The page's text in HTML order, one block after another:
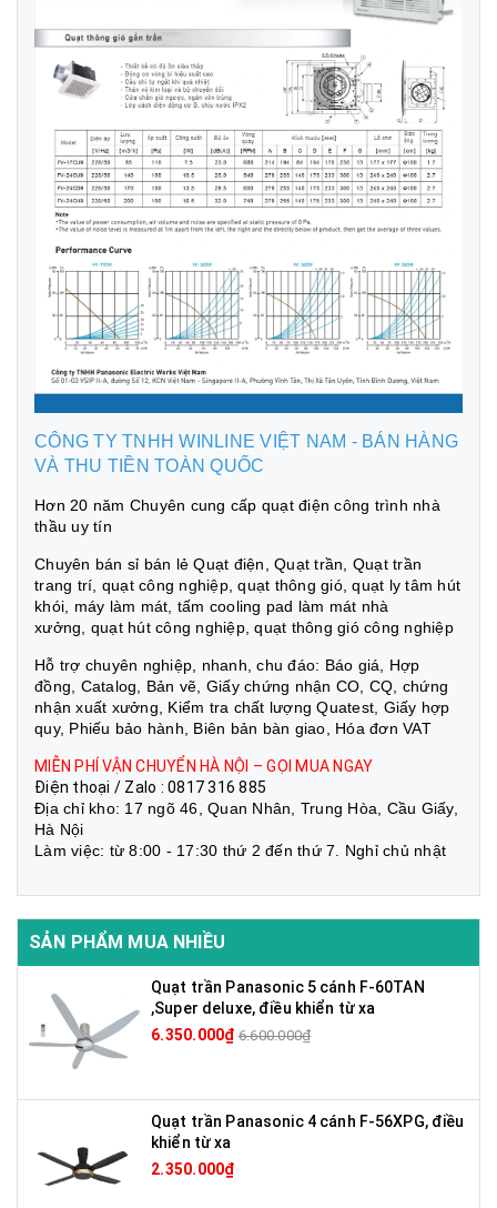
CÔNG TY TNHH WINLINE VIỆT NAM - BÁN HÀNG
VÀ THU TIỀN TOÀN QUỐC
Hơn 20 năm Chuyên cung cấp quạt điện công trình nhà
thầu uy tín
Chuyên bán sỉ bán lẻ Quạt điện, Quạt trần, Quạt trần
trang trí, quạt công nghiệp, quạt thông gió, quạt ly tâm hút
khói, máy làm mát, tấm cooling pad làm mát nhà
xưởng, quạt hút công nghiệp, quạt thông gió công nghiệp
Hỗ trợ chuyên nghiệp, nhanh, chu đáo: Báo giá, Hợp
đồng, Catalog, Bản vẽ, Giấy chứng nhận CO, CQ, chứng
nhận xuất xưởng, Kiểm tra chất lượng Quatest, Giấy hợp
quy, Phiếu bảo hành, Biên bản bàn giao, Hóa đơn VAT
MIỄN PHÍ VẬN CHUYỂN HÀ NỘI – GỌI MUA NGAY
Điện thoại / Zalo : 0817 316 885
Địa chỉ kho: 17 ngõ 46, Quan Nhân, Trung Hòa, Cầu Giấy,
Hà Nội
Làm việc: từ 8:00 - 17:30 thứ 2 đến thứ 7. Nghỉ chủ nhật
SẢN PHẨM MUA NHIỀU
Quạt trần Panasonic 5 cánh F-60TAN
,Super deluxe, điều khiển từ xa
6.350.000₫ 6.600.000₫
Quạt trần Panasonic 4 cánh F-56XPG, điều
khiển từ xa
2.350.000₫